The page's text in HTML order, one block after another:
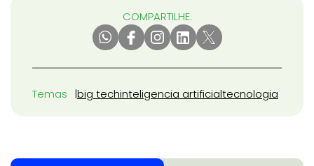
COMPARTILHE:
Temas big techinteligencia artificialtecnologia